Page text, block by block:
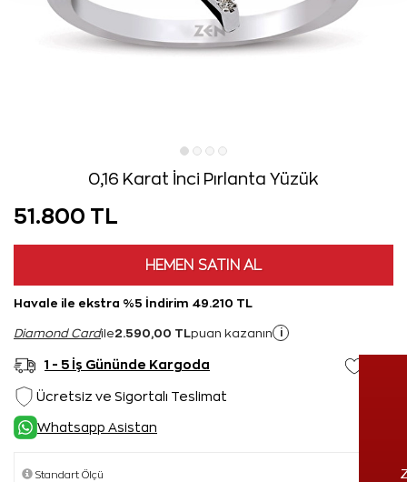
0,16 Karat İnci Pırlanta Yüzük
51.800 TL
HEMEN SATIN AL
Havale ile ekstra %5 İndirim 49.210 TL
Diamond Cardile2.590,00 TL puan kazanın i
1 - 5 İş Gününde Kargoda
Ücretsiz ve Sigortalı Teslimat
Whatsapp Asistan